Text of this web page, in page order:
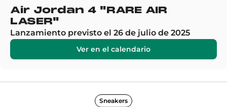
Air Jordan 4 "RARE AIR
LASER"
Lanzamiento previsto el 26 de julio de 2025
Ver en el calendario
Sneakers